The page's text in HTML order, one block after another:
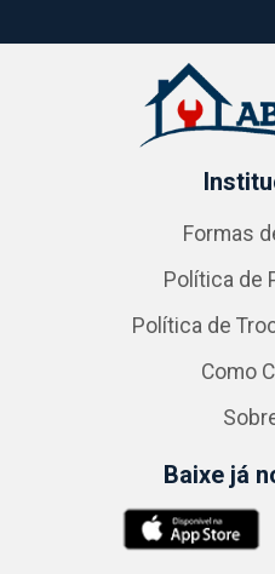
Formas
Política de
Política de
Como
Baixe já